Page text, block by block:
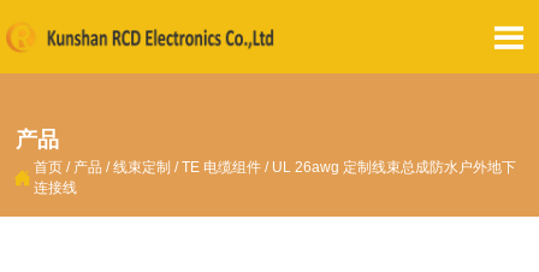

产品
 首页 / 产品 /线束定制 /TE 电缆组件 / UL 26awg 定制线束总成防水户外地下
连接线